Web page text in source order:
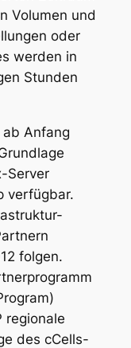
Volumen und
oder
werden in
Stunden
ab Anfang
Server
verfügbar.
folgen.
regionale
des cCells-